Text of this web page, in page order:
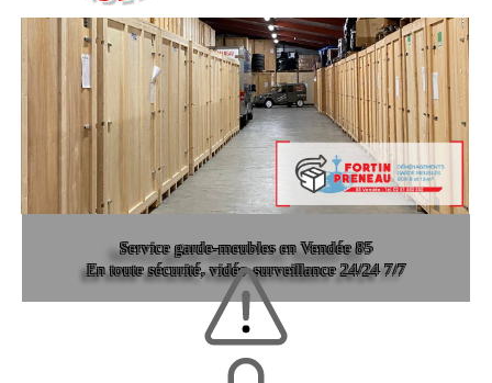
Service garde-meubles en Vendée 85
En toute sécurité, vidéo-surveillance 24/24 7/7